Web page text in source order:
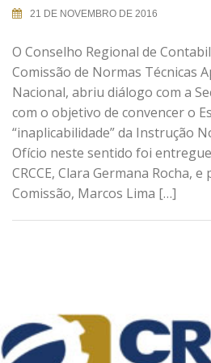
21 DE NOVEMBRO DE 2016
O Conselho Regional de
Comissão de Normas Técnicas
Nacional, abriu diálogo com a
com o objetivo de convencer o
“inaplicabilidade” da Instrução
Ofício neste sentido foi
CRCCE, Clara Germana Rocha,
Comissão, Marcos Lima […]